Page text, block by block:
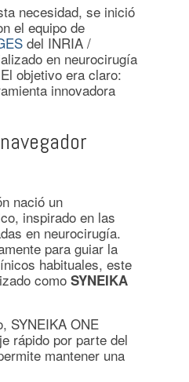
necesidad, se inició
el equipo de
del INRIA /
en neurocirugía
objetivo era claro:
innovadora
nació un
inspirado en las
en neurocirugía.
para guiar la
habituales, este
comoSYNEIKA
SYNEIKA ONE
rápido por parte del
mantener una